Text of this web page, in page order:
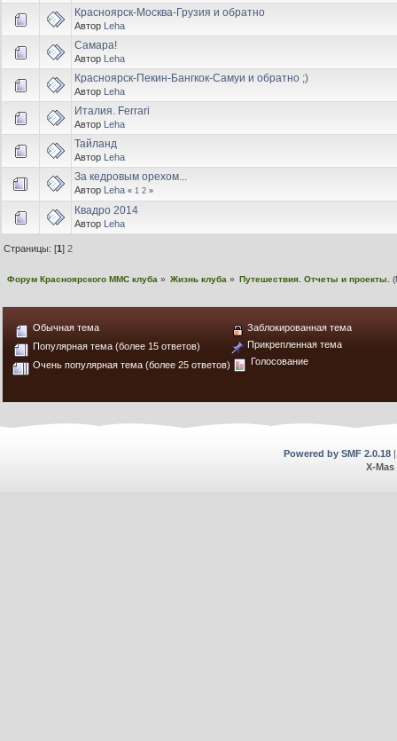
Красноярск-Москва-Грузия и обратно
Автор Leha
Самара!
Автор Leha
Красноярск-Пекин-Бангкок-Самуи и обратно ;)
Автор Leha
Италия. Ferrari
Автор Leha
Тайланд
Автор Leha
За кедровым орехом...
Автор Leha « 1 2 »
Квадро 2014
Автор Leha
Страницы: [1]2
Форум Красноярского MMC клуба » Жизнь клуба » Путешествия. Отчеты и проекты.
Обычная тема
Популярная тема (более 15 ответов)
Очень популярная тема (более 25 ответов)
Заблокированная тема
Прикрепленная тема
Голосование
Powered by SMF 2.0.18
X-Mas